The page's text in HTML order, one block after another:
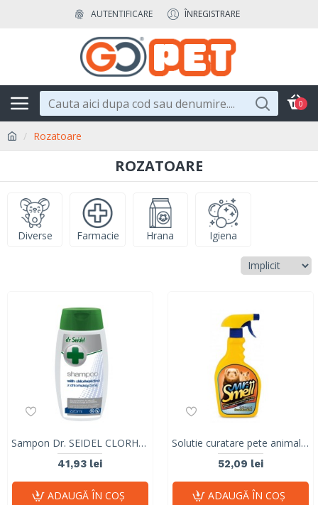
AUTENTIFICARE ÎNREGISTRARE
0
Rozatoare
ROZATOARE
Diverse Farmacie Hrana Igiena
Sampon Dr. SEIDEL CLORHEXIDINA 3%, 220ml
41,93 lei
ADAUGĂ ÎN COŞ
Solutie curatare pete animale, Mr.Smell, Rozatoare, 500 ml
52,09 lei
ADAUGĂ ÎN COŞ